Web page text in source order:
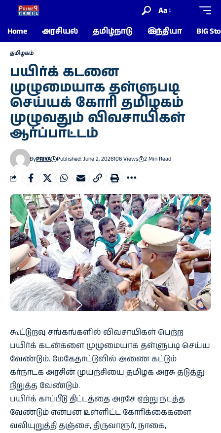
Aa
Home
அரசியல் தமிழ்நாடு இந்தியா BIG
தமிழகம்
பயிர்க் கடனை
முழுமையாக தள்ளுபடி
செய்யக் கோரி தமிழகம்
முழுவதும் விவசாயிகள்
ஆர்ப்பாட்டம்
ByPRIYA Published: June 2, 2026106 Views 2 Min Read
கூட்டுறவு சங்கங்களில் விவசாயிகள் பெற்ற
பயிர்க் கடன்களை முழுமையாக தள்ளுபடி செய்ய
வேண்டும். மேகேதாட்டுவில் அணை கட்டும்
கர்நாடக அரசின் முயற்சியை தமிழக அரசு தடுத்து
நிறுத்த வேண்டும்.
பயிர்க் காப்பீடு திட்டத்தை அரசே ஏற்று நடத்த
வேண்டும் என்பன உள்ளிட்ட கோரிக்கைகளை
வலியுறுத்தி தஞ்சை, திருவாரூர், நாகை,